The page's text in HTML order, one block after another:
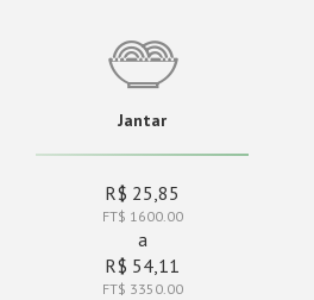
Jantar
R$ 25,85
FT$ 1600.00
a
R$ 54,11
FT$ 3350.00